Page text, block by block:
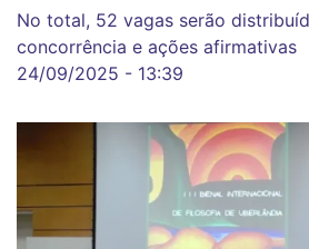
No total, 52 vagas serão
concorrência e ações afirmativas
24/09/2025 - 13:39